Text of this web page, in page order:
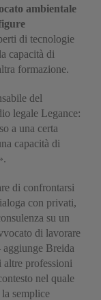
ambientale
di tecnologie
capacità di
formazione.
del
legale Legance:
a una certa
capacità di
di confrontarsi
con privati,
su un
di lavorare
aggiunge Breida
professioni
nel quale
semplice